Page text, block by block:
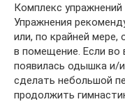
Комплекс
Упражнения
или, по крайней мере,
в помещение. Если во
появилась одышка и/
сделать небольшой
продолжить